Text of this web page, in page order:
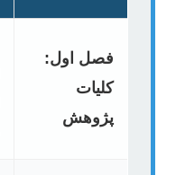
فصل اول:
کلیات
پژوهش